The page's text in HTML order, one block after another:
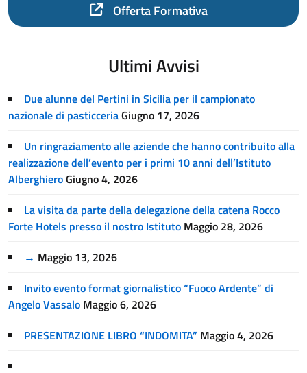
Offerta Formativa
Ultimi Avvisi
Due alunne del Pertini in Sicilia per il campionato
nazionale di pasticceriaGiugno 17, 2026
Un ringraziamento alle aziende che hanno contribuito alla
realizzazione dell’evento per i primi 10 anni dell’Istituto
AlberghieroGiugno 4, 2026
La visita da parte della delegazione della catena Rocco
Forte Hotels presso il nostro Istituto Maggio 28, 2026
→ Maggio 13, 2026
Invito evento format giornalistico “Fuoco Ardente” di
Angelo Vassalo Maggio 6, 2026
PRESENTAZIONE LIBRO “INDOMITA” Maggio 4, 2026